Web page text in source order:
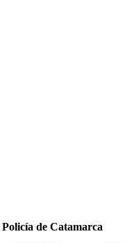
de Catamarca